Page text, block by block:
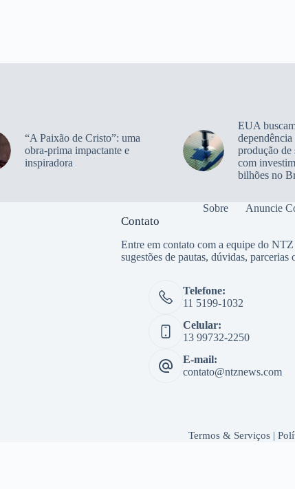
“A Paixão de Cristo”: uma
obra-prima impactante e
inspiradora
EUA
dependência
produção de
com
bilhões no
Sobre Anuncie
Contato
Entre em contato com a equipe do
sugestões de pautas, dúvidas, parcerias
Telefone:
11 5199-1032
Celular:
13 99732-2250
E-mail:
contato@ntznews.com
Termos & Serviços|